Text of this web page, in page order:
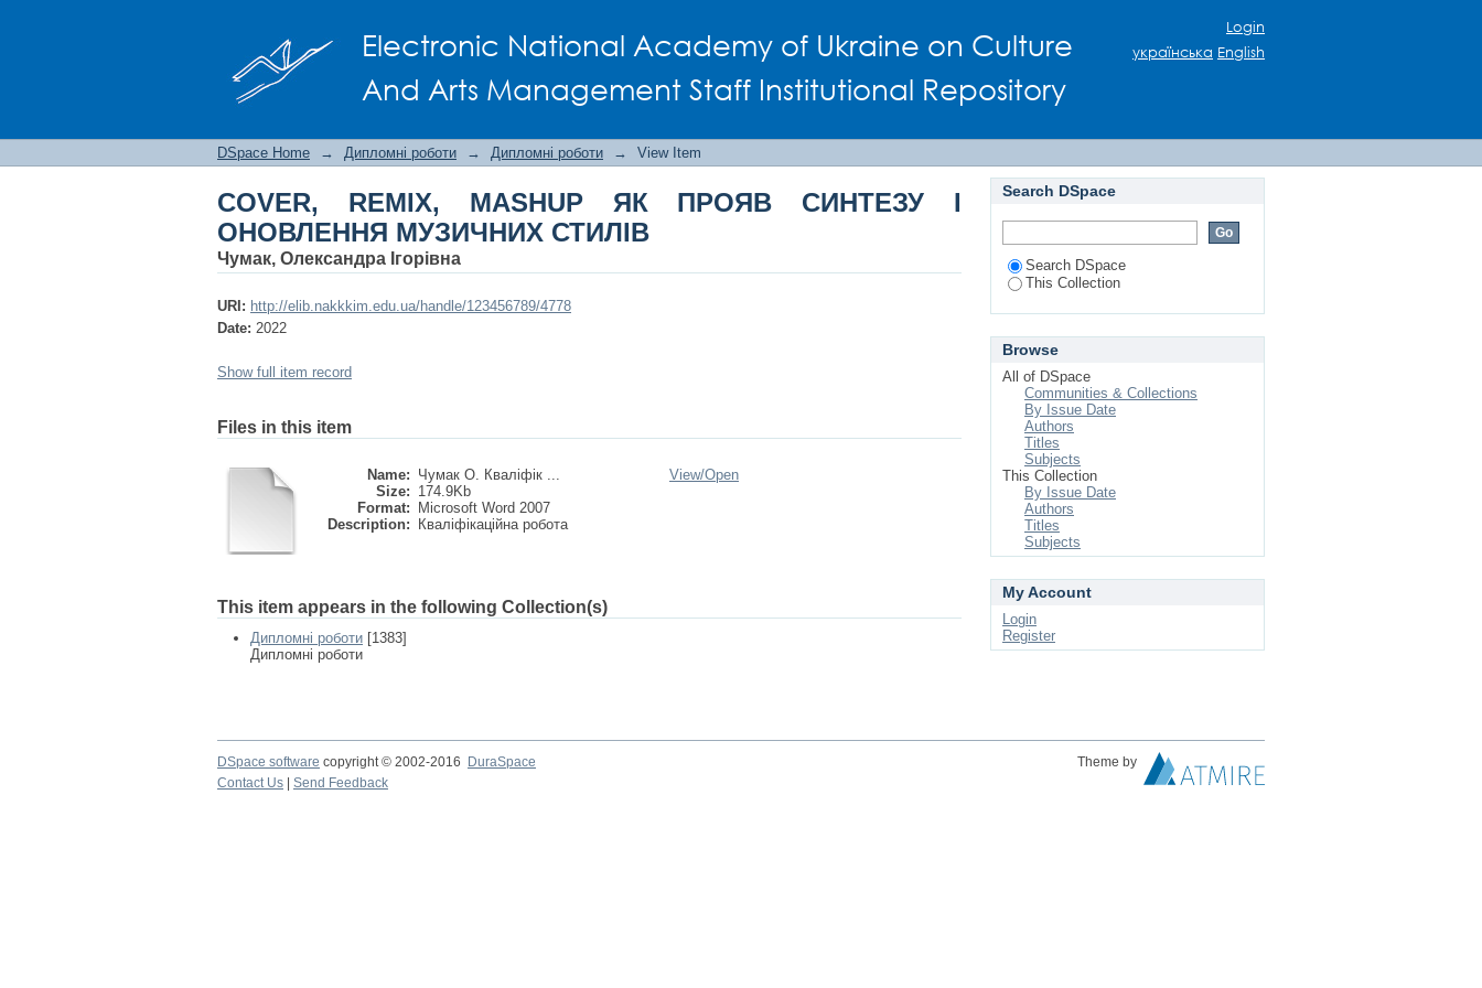
Electronic National Academy of Ukraine on Culture
And Arts Management Staff Institutional Repository
Login
українська English
DSpace Home → Дипломні роботи → Дипломні роботи → View Item
COVER, REMIX, MASHUP ЯК ПРОЯВ СИНТЕЗУ І
ОНОВЛЕННЯ МУЗИЧНИХ СТИЛІВ
Чумак, Олександра Ігорівна
URI: http://elib.nakkkim.edu.ua/handle/123456789/4778
Date: 2022
Show full item record
Files in this item
Name: Чумак О. Кваліфік ...
Size: 174.9Kb
Format:
Microsoft Word 2007
Description:
Кваліфікаційна робота
View/Open
This item appears in the following Collection(s)
Дипломні роботи [1383]
Дипломні роботи
Search DSpace
Search DSpace
This Collection
Browse
All of DSpace
Communities & Collections
By Issue Date
Authors
Titles
Subjects
This Collection
By Issue Date
Authors
Titles
Subjects
My Account
Login
Register
DSpace software copyright © 2002-2016 DuraSpace
Theme by
Contact Us
Send Feedback